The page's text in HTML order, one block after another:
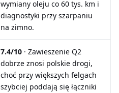
wymiany oleju co 60 tys. km i
diagnostyki przy szarpaniu
na zimno.
7.4/10 · Zawieszenie Q2
dobrze znosi polskie drogi,
choć przy większych felgach
szybciej poddają się łączniki